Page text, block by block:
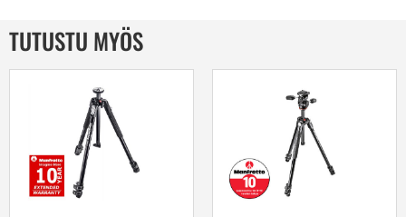
TUTUSTU MYÖS